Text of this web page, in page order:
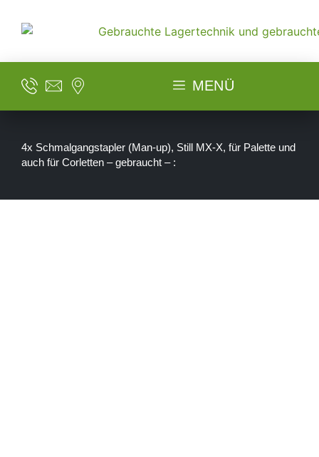
MENÜ
4x Schmalgangstapler (Man-up), Still MX-X, für Palette und
auch für Corletten – gebraucht – :